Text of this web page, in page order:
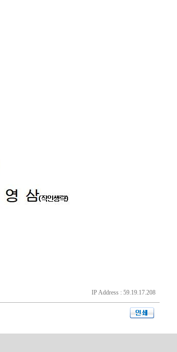
IP Address : 59.19.17.208